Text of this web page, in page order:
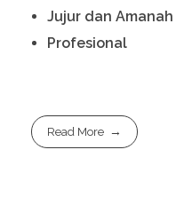
Jujur dan Amanah
Profesional
Read More